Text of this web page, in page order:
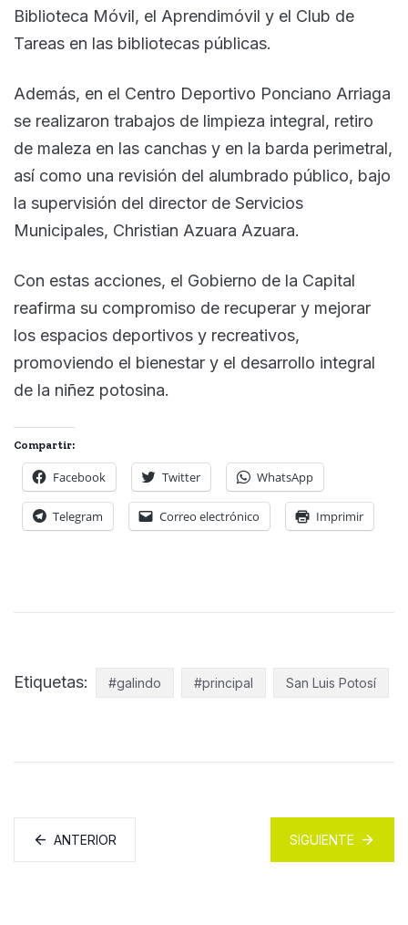
Biblioteca Móvil, el Aprendimóvil y el Club de
Tareas en las bibliotecas públicas.
Además, en el Centro Deportivo Ponciano Arriaga
se realizaron trabajos de limpieza integral, retiro
de maleza en las canchas y en la barda perimetral,
así como una revisión del alumbrado público, bajo
la supervisión del director de Servicios
Municipales, Christian Azuara Azuara.
Con estas acciones, el Gobierno de la Capital
reafirma su compromiso de recuperar y mejorar
los espacios deportivos y recreativos,
promoviendo el bienestar y el desarrollo integral
de la niñez potosina.
Compartir:
Facebook Twitter WhatsApp
Telegram Correo electrónico Imprimir
Etiquetas: #galindo #principal San Luis Potosí
ANTERIOR SIGUIENTE